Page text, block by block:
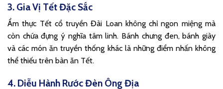
3. Gia Vị Tết Đặc Sắc
Ẩm thực Tết cổ truyền Đài Loan không chỉ ngon miệng mà
còn chứa đựng ý nghĩa tâm linh. Bánh chưng đen, bánh giày
và các món ăn truyền thống khác là những điểm nhấn không
thể thiếu trên bàn ăn Tết.
4. Diễu Hành Rước Đèn Ông Địa